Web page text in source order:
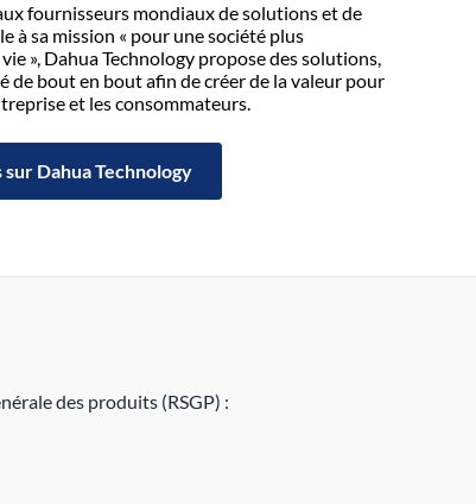
fournisseurs mondiaux de solutions et de
à sa mission « pour une société plus
», Dahua Technology propose des solutions,
de bout en bout afin de créer de la valeur pour
et les consommateurs.
sur Dahua Technology
des produits (RSGP) :